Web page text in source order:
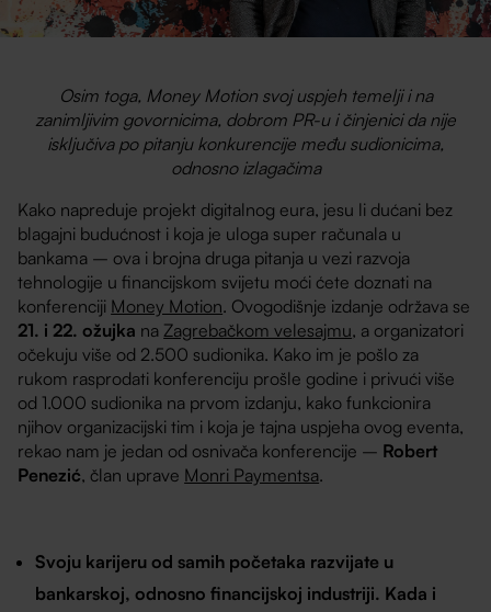
Osim toga, Money Motion svoj uspjeh temelji i na
zanimljivim govornicima, dobrom PR-u i činjenici da nije
isključiva po pitanju konkurencije među sudionicima,
odnosno izlagačima
Kako napreduje projekt digitalnog eura, jesu li dućani bez
blagajni budućnost i koja je uloga super računala u
bankama – ova i brojna druga pitanja u vezi razvoja
tehnologije u financijskom svijetu moći ćete doznati na
konferenciji Money Motion. Ovogodišnje izdanje održava se
21. i 22. ožujka na Zagrebačkom velesajmu, a organizatori
očekuju više od 2.500 sudionika. Kako im je pošlo za
rukom rasprodati konferenciju prošle godine i privući više
od 1.000 sudionika na prvom izdanju, kako funkcionira
njihov organizacijski tim i koja je tajna uspjeha ovog eventa,
rekao nam je jedan od osnivača konferencije – Robert
Penezić, član uprave Monri Paymentsa.
Svoju karijeru od samih početaka razvijate u
bankarskoj, odnosno financijskoj industriji. Kada i